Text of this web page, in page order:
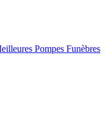
Pompes Funèbres